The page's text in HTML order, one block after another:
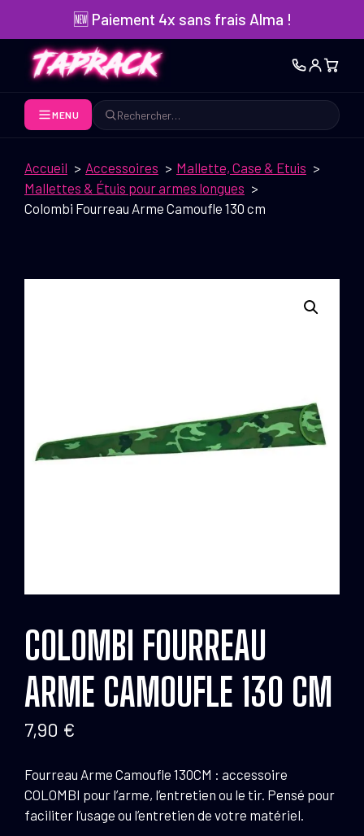
contenu
🆕 Paiement 4x sans frais Alma !
MENU
Rechercher
Accueil Accessoires
Mallette, Case & Etuis
Mallettes & Étuis pour armes longues
Colombi Fourreau Arme Camoufle 130 cm
COLOMBI FOURREAU
ARME CAMOUFLE 130 CM
7,90 €
Fourreau Arme Camoufle 130CM : accessoire
COLOMBI pour l’arme, l’entretien ou le tir. Pensé pour
faciliter l’usage ou l’entretien de votre matériel.